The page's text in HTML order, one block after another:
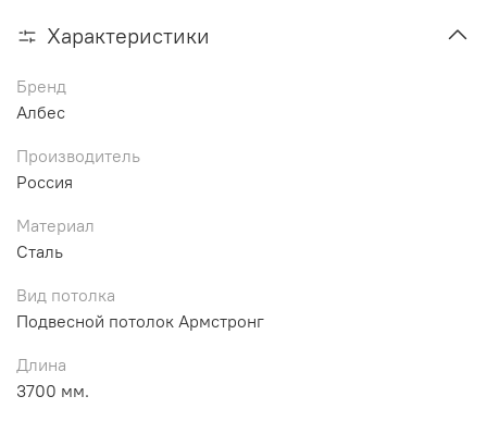
Характеристики
Бренд
Албес
Производитель
Россия
Материал
Сталь
Вид потолка
Подвесной потолок Армстронг
Длина
3700 мм.